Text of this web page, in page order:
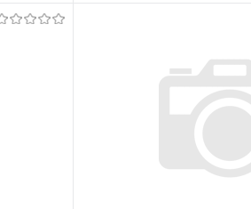
Купить в 1 клик